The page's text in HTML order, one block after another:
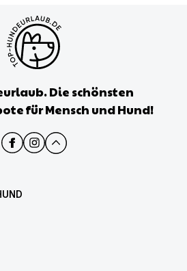
Die schönsten
für Mensch und Hund!